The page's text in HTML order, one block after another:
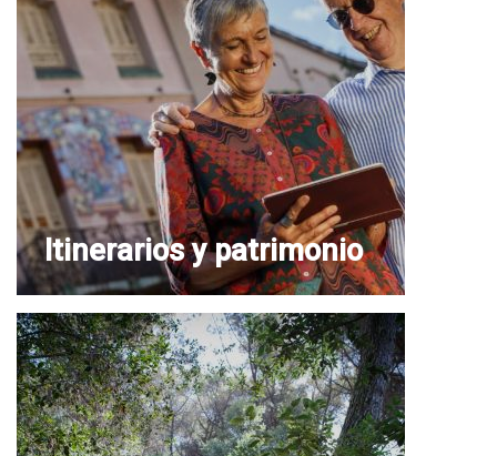
Itinerarios y patrimonio